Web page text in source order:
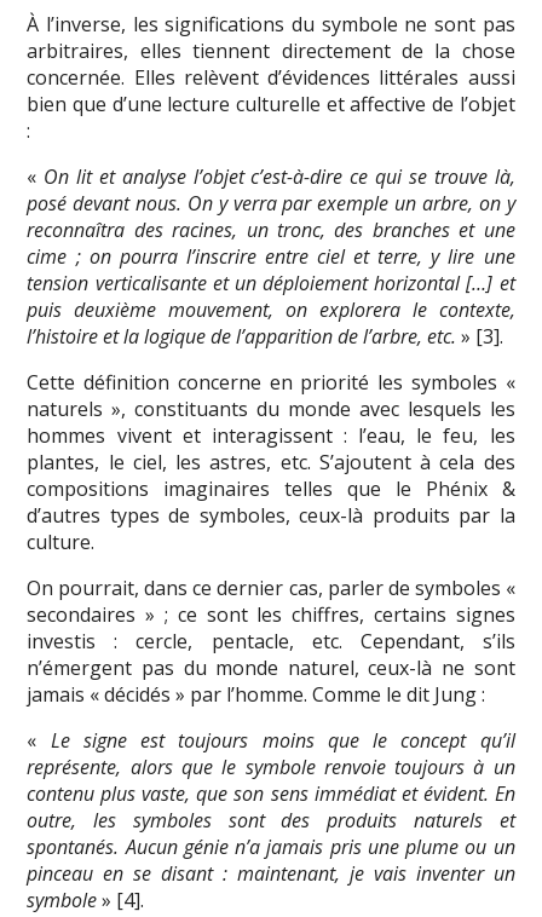
À l’inverse, les significations du symbole ne sont pas
arbitraires, elles tiennent directement de la chose
concernée. Elles relèvent d’évidences littérales aussi
bien que d’une lecture culturelle et affective de l’objet
:
« On lit et analyse l’objet c’est-à-dire ce qui se trouve là,
posé devant nous. On y verra par exemple un arbre, on y
reconnaîtra des racines, un tronc, des branches et une
cime ; on pourra l’inscrire entre ciel et terre, y lire une
tension verticalisante et un déploiement horizontal […] et
puis deuxième mouvement, on explorera le contexte,
l’histoire et la logique de l’apparition de l’arbre, etc. » [3].
Cette définition concerne en priorité les symboles «
naturels », constituants du monde avec lesquels les
hommes vivent et interagissent : l’eau, le feu, les
plantes, le ciel, les astres, etc. S’ajoutent à cela des
compositions imaginaires telles que le Phénix &
d’autres types de symboles, ceux-là produits par la
culture.
On pourrait, dans ce dernier cas, parler de symboles «
secondaires » ; ce sont les chiffres, certains signes
investis : cercle, pentacle, etc. Cependant, s’ils
n’émergent pas du monde naturel, ceux-là ne sont
jamais « décidés » par l’homme. Comme le dit Jung :
« Le signe est toujours moins que le concept qu’il
représente, alors que le symbole renvoie toujours à un
contenu plus vaste, que son sens immédiat et évident. En
outre, les symboles sont des produits naturels et
spontanés. Aucun génie n’a jamais pris une plume ou un
pinceau en se disant : maintenant, je vais inventer un
symbole» [4].